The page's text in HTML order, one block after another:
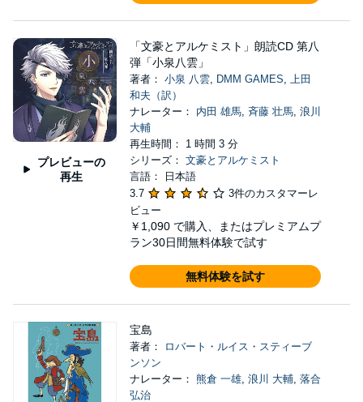
プレビューの
再生
「文豪とアルケミスト」朗読CD 第八
弾「小泉八雲」
著者： 小泉 八雲, DMM GAMES
上田
和夫（訳）
ナレーター： 内田 雄馬, 斉藤 壮馬, 浪川
大輔
再生時間： 1 時間 3 分
シリーズ： 文豪とアルケミスト
言語： 日本語
3.7
3件のカスタマーレ
ビュー
￥1,090 で購入、またはプレミアムプ
ラン30日間無料体験で試す
無料体験を試す
宝島
著者：
ロバート・ルイス・スティーブ
ンソン
ナレーター： 熊倉 一雄, 浪川 大輔, 落合
弘治